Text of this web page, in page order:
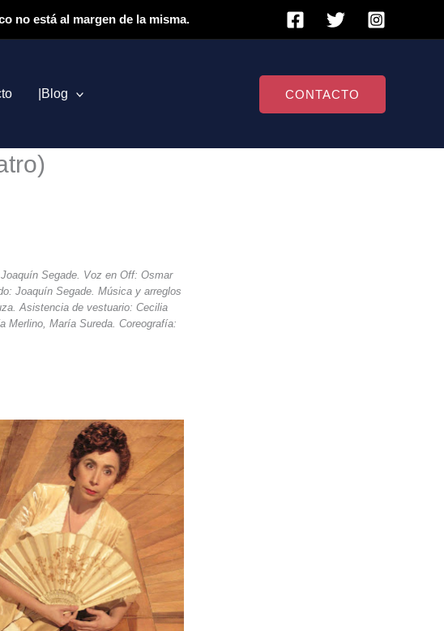
no está al margen de la misma.
|Blog CONTACTO
Segade. Voz en Off: Osmar
Joaquín Segade. Música y arreglos
Asistencia de vestuario: Cecilia
Merlino, María Sureda. Coreografía: